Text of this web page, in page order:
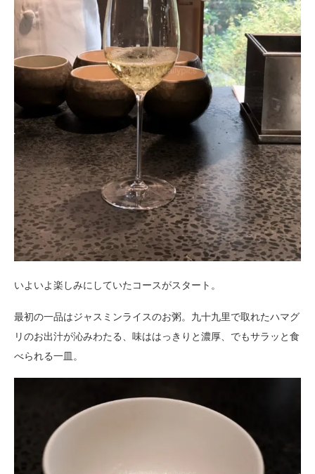
いよいよ楽しみにしていたコースがスタート。
最初の一品はジャスミンライスのお粥。九十九里で取れたハマグ
リのお出汁が沁みわたる、味ははっきりと濃厚、でもサラッと食
べられる一皿。